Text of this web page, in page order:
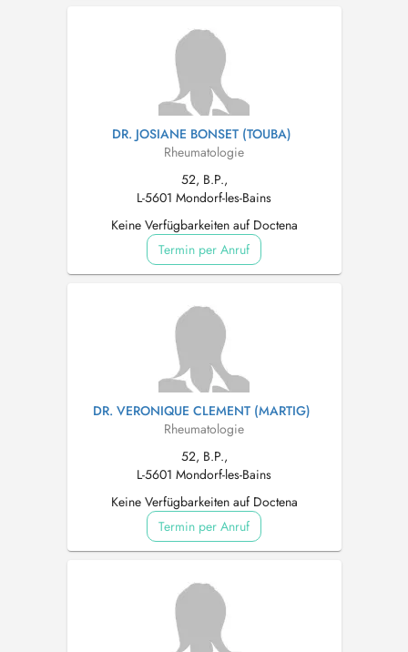
DR. JOSIANE BONSET (TOUBA)
Rheumatologie
52, B.P.,
L-5601 Mondorf-les-Bains
Keine Verfügbarkeiten auf Doctena
Termin per Anruf
DR. VERONIQUE CLEMENT (MARTIG)
Rheumatologie
52, B.P.,
L-5601 Mondorf-les-Bains
Keine Verfügbarkeiten auf Doctena
Termin per Anruf